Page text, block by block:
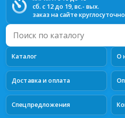
сб. с 12 до 19, вс.- вых.
заказ на сайте круглосуточно
Каталог О
Доставка и оплата
Спецпредложения
Поиск
по
каталогу